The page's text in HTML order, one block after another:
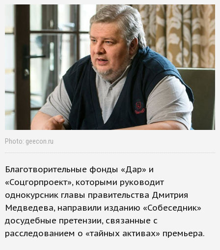
Photo: geecon.ru
Благотворительные фонды «Дар» и
«Соцгорпроект», которыми руководит
однокурсник главы правительства Дмитрия
Медведева, направили изданию «Собеседник»
досудебные претензии, связанные с
расследованием о «тайных активах» премьера.